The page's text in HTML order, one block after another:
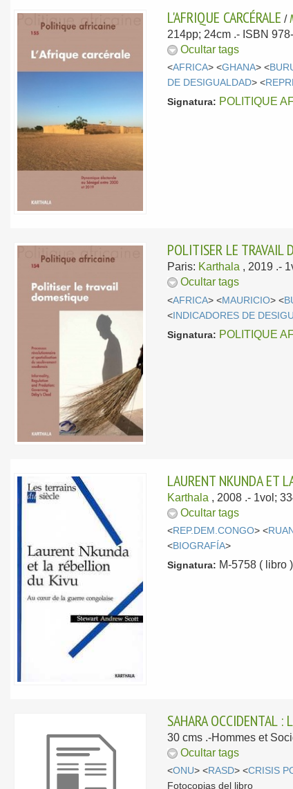
L'AFRIQUE CARCÉRALE /
214pp; 24cm .- ISBN
Ocultar tags
<AFRICA> <GHANA> <
DE DESIGUALDAD> <
Signatura: POLITIQUE
POLITISER LE TRAVAIL
Paris: Karthala , 2019 .-
Ocultar tags
<AFRICA> <MAURICIO> <
<INDICADORES DE
Signatura: POLITIQUE
LAURENT NKUNDA ET
Karthala , 2008 .- 1vol;
Ocultar tags
<REP.DEM.CONGO> <
<BIOGRAFÍA>
Signatura: M-5758 ( libro )
SAHARA OCCIDENTAL :
30 cms .-Hommes et
Ocultar tags
<ONU> <RASD> <CRISIS
Fotocopias del libro